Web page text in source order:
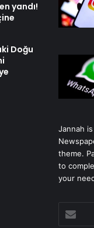
yandı!
Doğu
Jannah
theme.
to
your
posta